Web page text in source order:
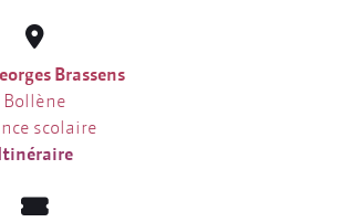
Brassens
Bollène
scolaire